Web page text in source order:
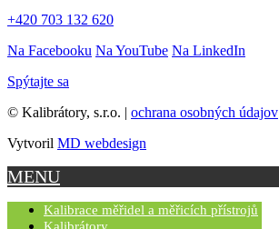
+420 703 132 620
Na Facebooku Na YouTube Na LinkedIn
Spýtajte sa
© Kalibrátory, s.r.o. | ochrana osobných údajov
Vytvoril MD webdesign
MENU
Kalibrace měřidel a měřicích přístrojů